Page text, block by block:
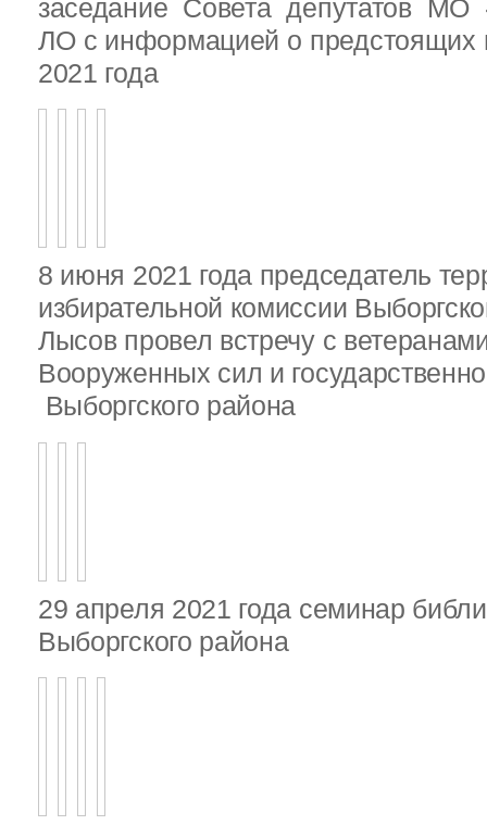
заседание Совета депутатов МО
ЛО с информацией о предстоящих
2021 года
8 июня 2021 года председатель
избирательной комиссии
Лысов провел встречу с
Вооруженных сил и
Выборгского района
29 апреля 2021 года семинар
Выборгского района